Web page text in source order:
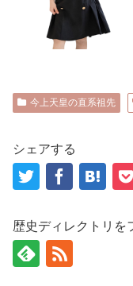
今上天皇の直系祖先
シェアする
歴史ディレクトリを